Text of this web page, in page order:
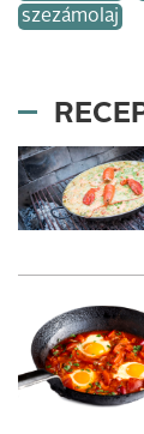
szezámolaj